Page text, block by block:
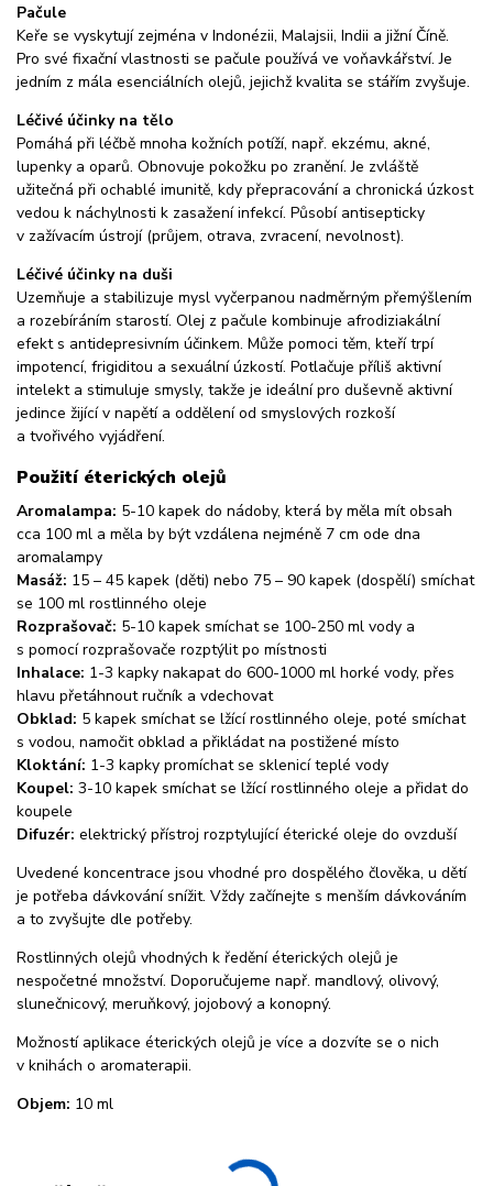
Pačule
Keře se vyskytují zejména v Indonézii, Malajsii, Indii a jižní Číně.
Pro své fixační vlastnosti se pačule používá ve voňavkářství. Je
jedním z mála esenciálních olejů, jejichž kvalita se stářím zvyšuje.
Léčivé účinky na tělo
Pomáhá při léčbě mnoha kožních potíží, např. ekzému, akné,
lupenky a oparů. Obnovuje pokožku po zranění. Je zvláště
užitečná při ochablé imunitě, kdy přepracování a chronická úzkost
vedou k náchylnosti k zasažení infekcí. Působí antisepticky
v zažívacím ústrojí (průjem, otrava, zvracení, nevolnost).
Léčivé účinky na duši
Uzemňuje a stabilizuje mysl vyčerpanou nadměrným přemýšlením
a rozebíráním starostí. Olej z pačule kombinuje afrodiziakální
efekt s antidepresivním účinkem. Může pomoci těm, kteří trpí
impotencí, frigiditou a sexuální úzkostí. Potlačuje příliš aktivní
intelekt a stimuluje smysly, takže je ideální pro duševně aktivní
jedince žijící v napětí a oddělení od smyslových rozkoší
a tvořivého vyjádření.
Použití éterických olejů
Aromalampa: 5-10 kapek do nádoby, která by měla mít obsah
cca 100 ml a měla by být vzdálena nejméně 7 cm ode dna
aromalampy
Masáž: 15 – 45 kapek (děti) nebo 75 – 90 kapek (dospělí) smíchat
se 100 ml rostlinného oleje
Rozprašovač: 5-10 kapek smíchat se 100-250 ml vody a
s pomocí rozprašovače rozptýlit po místnosti
Inhalace: 1-3 kapky nakapat do 600-1000 ml horké vody, přes
hlavu přetáhnout ručník a vdechovat
Obklad: 5 kapek smíchat se lžící rostlinného oleje, poté smíchat
s vodou, namočit obklad a přikládat na postižené místo
Kloktání: 1-3 kapky promíchat se sklenicí teplé vody
Koupel: 3-10 kapek smíchat se lžící rostlinného oleje a přidat do
koupele
Difuzér: elektrický přístroj rozptylující éterické oleje do ovzduší
Uvedené koncentrace jsou vhodné pro dospělého člověka, u dětí
je potřeba dávkování snížit. Vždy začínejte s menším dávkováním
a to zvyšujte dle potřeby.
Rostlinných olejů vhodných k ředění éterických olejů je
nespočetné množství. Doporučujeme např. mandlový, olivový,
slunečnicový, meruňkový, jojobový a konopný.
Možností aplikace éterických olejů je více a dozvíte se o nich
v knihách o aromaterapii.
Objem: 10 ml